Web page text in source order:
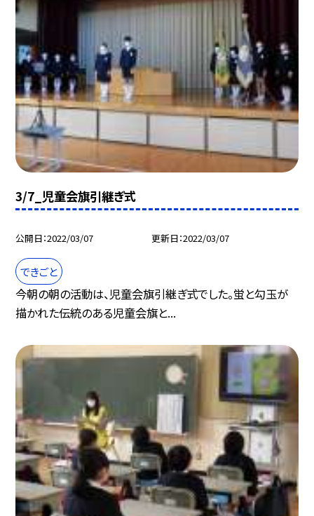
3/7_児童会旗引継ぎ式
公開日 2022/03/07 更新日 2022/03/07
できごと
今朝の朝の活動は、児童会旗引継ぎ式でした。蛍と勾玉が
描かれた伝統のある児童会旗と...